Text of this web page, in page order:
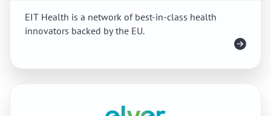
EIT Health is a network of best-in-class health
innovators backed by the EU.